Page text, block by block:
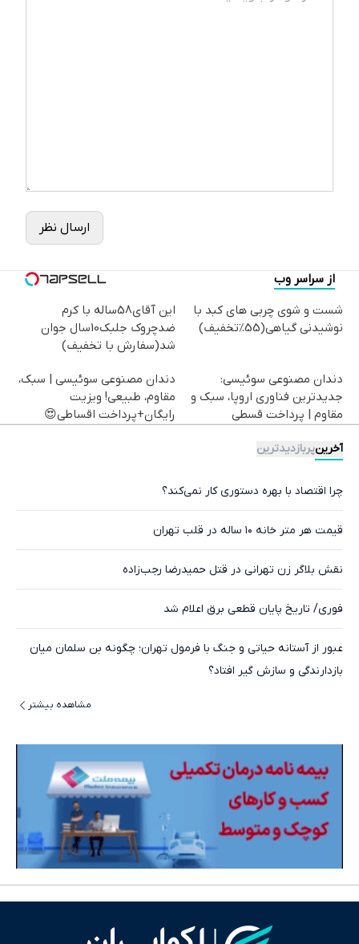
ارسال نظر
از سراسر وب
شست و شوی چربی های کبد با
نوشیدنی گیاهی(55%تخفیف)
این آقای58ساله با کرم
ضدچروک جلبک10سال جوان
شد(سفارش با تخفیف)
دندان مصنوعی سوئیسی:
جدیدترین فناوری اروپا، سبک و
مقاوم | پرداخت قسطی
دندان مصنوعی سوئیسی | سبک،
مقاوم، طبیعی! ویزیت
رایگان+پرداخت اقساطی😍
آخرینپربازدیدترین
چرا اقتصاد با بهره دستوری کار نمی‌کند؟
قیمت هر متر خانه ۱۰ ساله در قلب تهران
نقش بلاگر زن تهرانی در قتل حمیدرضا رجب‌زاده
فوری/ تاریخ پایان قطعی برق اعلام شد
عبور از آستانه حیاتی و جنگ با فرمول تهران؛ چگونه بن سلمان میان
بازدارندگی و سازش گیر افتاد؟
مشاهده بیشتر